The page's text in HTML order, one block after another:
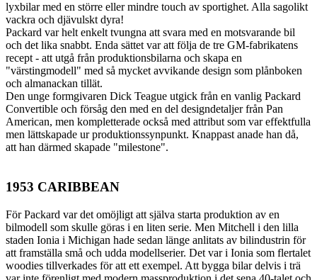
lyxbilar med en större eller mindre touch av sportighet. Alla sagolikt
vackra och djävulskt dyra!
Packard var helt enkelt tvungna att svara med en motsvarande bil
och det lika snabbt. Enda sättet var att följa de tre GM-fabrikatens
recept - att utgå från produktionsbilarna och skapa en
"värstingmodell" med så mycket avvikande design som plånboken
och almanackan tillät.
Den unge formgivaren Dick Teague utgick från en vanlig Packard
Convertible och försåg den med en del designdetaljer från Pan
American, men kompletterade också med attribut som var effektfulla
men lättskapade ur produktionssynpunkt. Knappast anade han då,
att han därmed skapade "milestone".
1953 CARIBBEAN
För Packard var det omöjligt att själva starta produktion av en
bilmodell som skulle göras i en liten serie. Men Mitchell i den lilla
staden Ionia i Michigan hade sedan länge anlitats av bilindustrin för
att framställa små och udda modellserier. Det var i Ionia som flertalet
woodies tillverkades för att ett exempel. Att bygga bilar delvis i trä